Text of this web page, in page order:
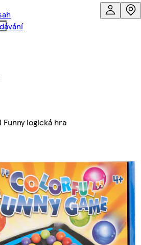
logická hra